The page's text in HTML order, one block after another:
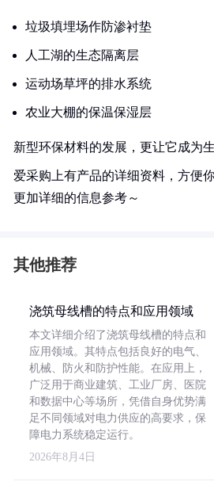
垃圾填埋场作防渗衬垫
人工湖的生态隔离层
运动场草坪的排水系统
农业大棚的保温保湿层
新型环保材料的发展，更让它成为
爱采购上有产品的详细资料，方便
更加详细的信息参考～
其他推荐
浇筑母线槽的特点和应用领域
本文详细介绍了浇筑母线槽的特点和
应用领域。其特点包括良好的电气、
机械、防火和防护性能。在应用上，
广泛用于商业建筑、工业厂房、医院
和数据中心等场所，凭借自身优势满
足不同领域对电力供应的高要求，保
障电力系统稳定运行。
2026年8月4日